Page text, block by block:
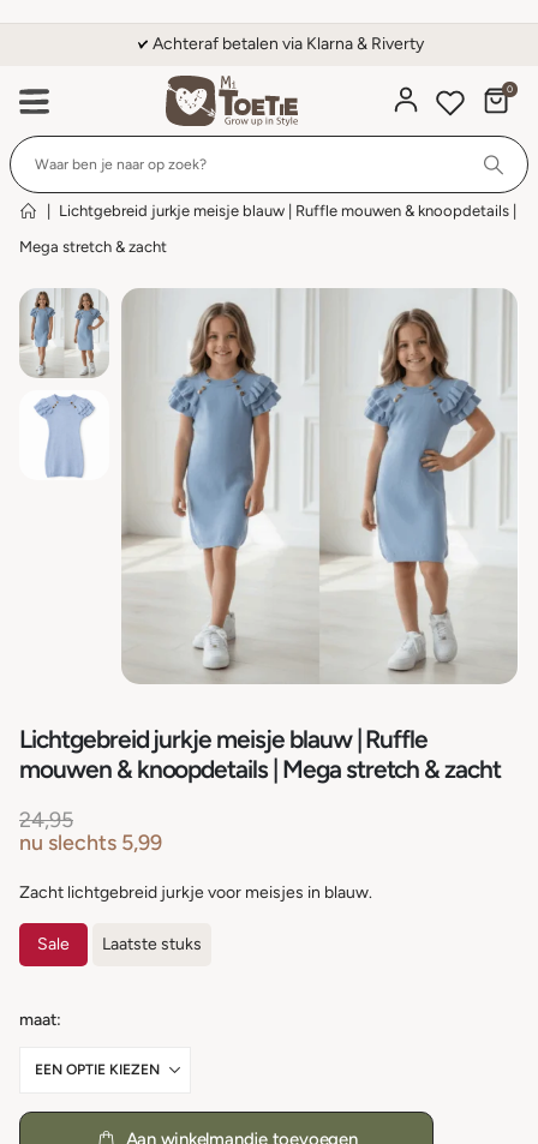
Achteraf betalen via Klarna & Riverty
0
Lichtgebreid jurkje meisje blauw | Ruffle mouwen & knoopdetails |
Mega stretch & zacht
Lichtgebreid jurkje meisje blauw | Ruffle
mouwen & knoopdetails | Mega stretch & zacht
24,95
nu slechts 5,99
Zacht lichtgebreid jurkje voor meisjes in blauw.
Sale Laatste stuks
maat
Aan winkelmandje toevoegen